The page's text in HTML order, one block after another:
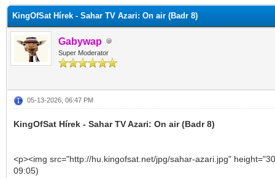
KingOfSat Hírek - Sahar TV Azari: On air (Badr 8)
Gabywap
Super Moderator
05-13-2026, 06:47 PM
KingOfSat Hírek - Sahar TV Azari: On air (Badr 8)
<p><img src="http://hu.kingofsat.net/jpg/sahar-azari.jpg"
09:05)